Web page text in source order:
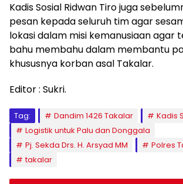
Kadis Sosial Ridwan Tiro juga
pesan kepada seluruh tim agar
lokasi dalam misi kemanusiaan agar
bahu membahu dalam membantu
khususnya korban asal Takalar.
Editor : Sukri.
Tag: Dandim 1426 Takalar
Kadis
Logistik untuk Palu dan Donggala
Pj. Sekda Drs. H. Arsyad MM
Polres
takalar